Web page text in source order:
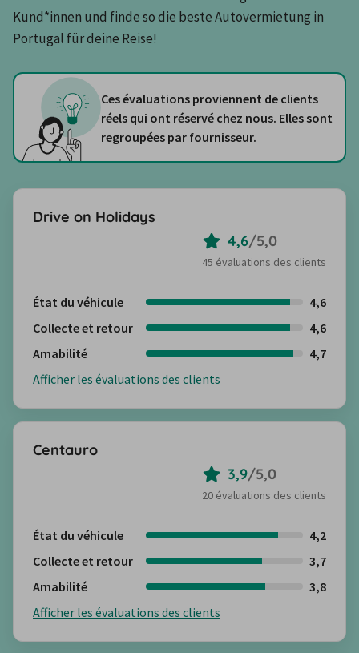
Kund*innen und finde so die beste Autovermietung in
Portugal für deine Reise!
Ces évaluations proviennent de clients
réels qui ont réservé chez nous. Elles sont
regroupées par fournisseur.
Drive on Holidays
4,6/5,0
45 évaluations des clients
État du véhicule
4,6
Collecte et retour
4,6
Amabilité
4,7
Afficher les évaluations des clients
Centauro
3,9/5,0
20 évaluations des clients
État du véhicule
4,2
Collecte et retour
3,7
Amabilité
3,8
Afficher les évaluations des clients